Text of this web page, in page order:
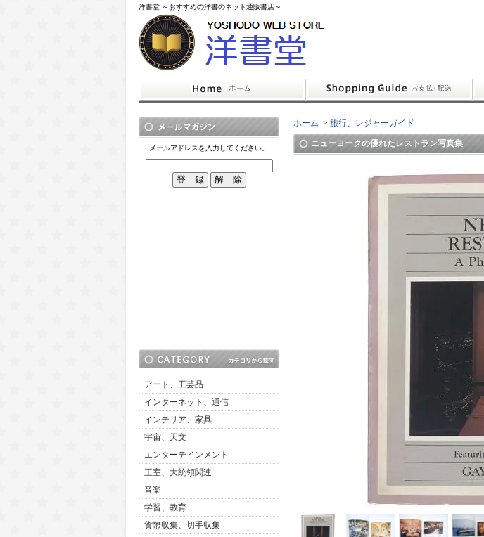
洋書堂 ～おすすめの洋書のネット通販書店～
メールアドレスを入力してください。
アート、工芸品
インターネット、通信
インテリア、家具
宇宙、天文
エンターテインメント
王室、大統領関連
音楽
学習、教育
貨幣収集、切手収集
ホーム > 旅行、レジャーガイド
ニューヨークの優れたレストラン写真集